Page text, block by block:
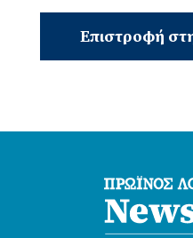
Επιστροφή